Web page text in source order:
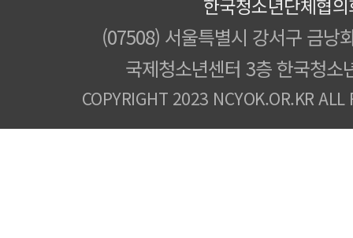
한국청소년단체협
(07508) 서울특별시 강서구 금낭
국제청소년센터 3층 한국청소
COPYRIGHT 2023 NCYOK.OR.KR ALL